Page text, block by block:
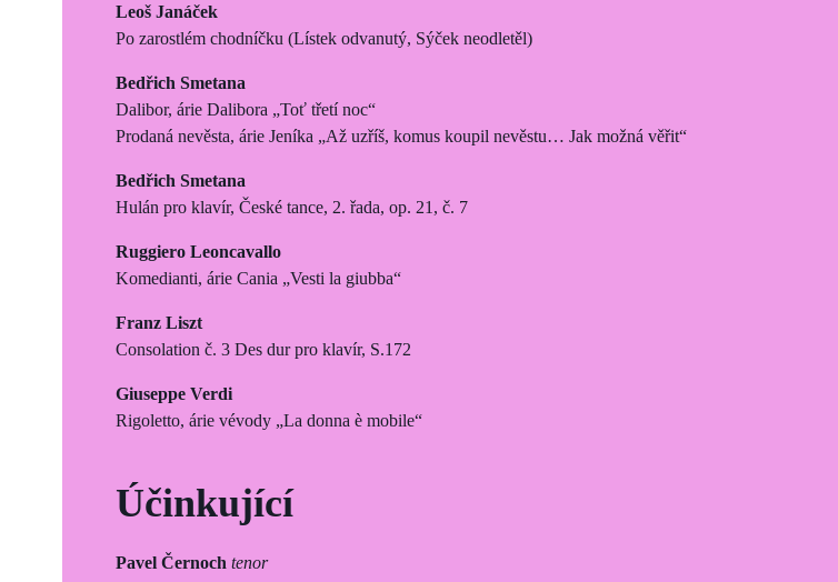
Leoš Janáček
Po zarostlém chodníčku (Lístek odvanutý, Sýček neodletěl)
Bedřich Smetana
Dalibor, árie Dalibora „Toť třetí noc“
Prodaná nevěsta, árie Jeníka „Až uzříš, komus koupil nevěstu… Jak možná věřit“
Bedřich Smetana
Hulán pro klavír, České tance, 2. řada, op. 21, č. 7
Ruggiero Leoncavallo
Komedianti, árie Cania „Vesti la giubba“
Franz Liszt
Consolation č. 3 Des dur pro klavír, S.172
Giuseppe Verdi
Rigoletto, árie vévody „La donna è mobile“
Účinkující
Pavel Černoch tenor